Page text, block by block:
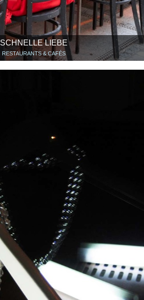
SCHNELLE LIEBE
RESTAURANTS & CAFÉS